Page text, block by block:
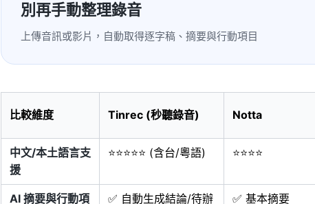
別再手動整理錄音
上傳音訊或影片，自動取得逐字稿、摘要與行動項目
比較維度 Tinrec (秒聽錄音) Notta
中文/本土語言支
援
⭐⭐⭐⭐⭐ (含台/粵語) ⭐⭐⭐⭐
AI 摘要與行動項 ✅ 自動生成結論/待辦 ✅ 基本摘要